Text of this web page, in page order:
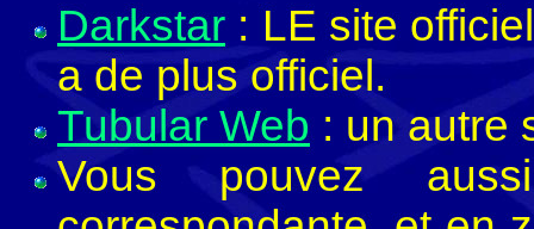
Darkstar : LE site
a de plus officiel.
Tubular Web : un autre
Vous pouvez